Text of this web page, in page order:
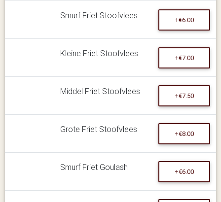
Smurf Friet Stoofvlees +€6.00
Kleine Friet Stoofvlees +€7.00
Middel Friet Stoofvlees +€7.50
Grote Friet Stoofvlees +€8.00
Smurf Friet Goulash +€6.00